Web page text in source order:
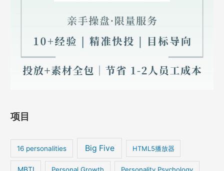
项目
16 personalities Big Five HTML5播放器
MBTI Personal Growth Personality Psychology